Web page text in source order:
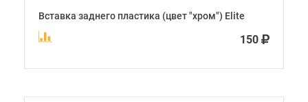
Вставка заднего пластика (цвет "хром") Elite
150